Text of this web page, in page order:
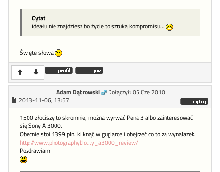
Cytat
Ideału nie znajdziesz bo życie to sztuka kompromisu...
Święte słowa
Adam Dąbrowski
Dołączył: 05 Cze 2010
2013-11-06, 13:57
1500 złociszy to skromnie, można wyrwać Pena 3 albo zainteresować
się Sony A 3000.
Obecnie stoi 1399 pln. kliknąć w guglarce i obejrzeć co to za wynalazek.
http://www.photographyblo...y_a3000_review/
Pozdrawiam